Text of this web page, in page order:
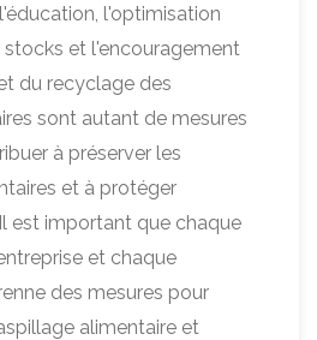
l'optimisation
et l'encouragement
du recyclage des
sont autant de mesures
à préserver les
et à protéger
est important que chaque
et chaque
des mesures pour
alimentaire et